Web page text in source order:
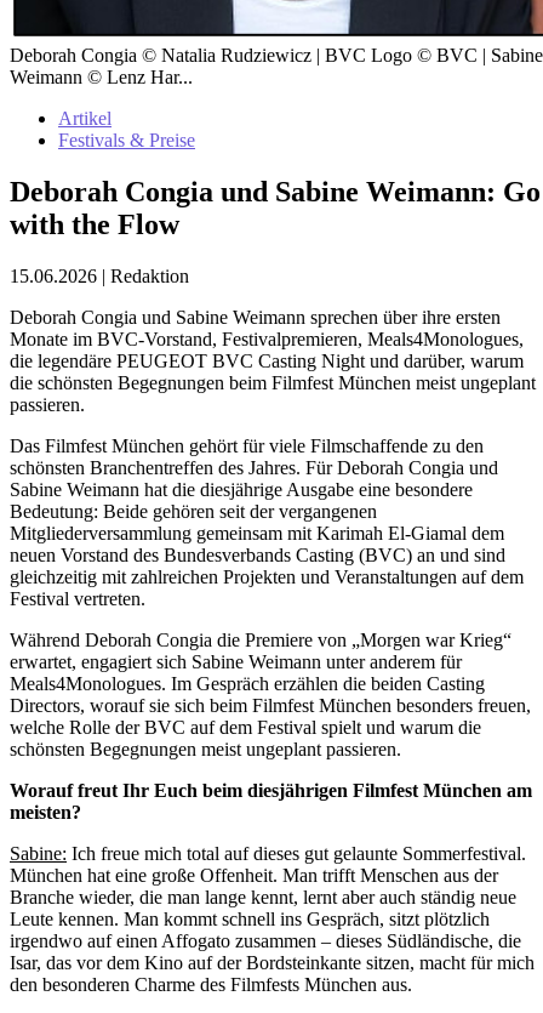
Deborah Congia © Natalia Rudziewicz | BVC Logo © BVC | Sabine
Weimann © Lenz Har...
Artikel
Festivals & Preise
Deborah Congia und Sabine Weimann: Go
with the Flow
15.06.2026 | Redaktion
Deborah Congia und Sabine Weimann sprechen über ihre ersten
Monate im BVC-Vorstand, Festivalpremieren, Meals4Monologues,
die legendäre PEUGEOT BVC Casting Night und darüber, warum
die schönsten Begegnungen beim Filmfest München meist ungeplant
passieren.
Das Filmfest München gehört für viele Filmschaffende zu den
schönsten Branchentreffen des Jahres. Für Deborah Congia und
Sabine Weimann hat die diesjährige Ausgabe eine besondere
Bedeutung: Beide gehören seit der vergangenen
Mitgliederversammlung gemeinsam mit Karimah El-Giamal dem
neuen Vorstand des Bundesverbands Casting (BVC) an und sind
gleichzeitig mit zahlreichen Projekten und Veranstaltungen auf dem
Festival vertreten.
Während Deborah Congia die Premiere von „Morgen war Krieg“
erwartet, engagiert sich Sabine Weimann unter anderem für
Meals4Monologues. Im Gespräch erzählen die beiden Casting
Directors, worauf sie sich beim Filmfest München besonders freuen,
welche Rolle der BVC auf dem Festival spielt und warum die
schönsten Begegnungen meist ungeplant passieren.
Worauf freut Ihr Euch beim diesjährigen Filmfest München am
meisten?
Sabine: Ich freue mich total auf dieses gut gelaunte Sommerfestival.
München hat eine große Offenheit. Man trifft Menschen aus der
Branche wieder, die man lange kennt, lernt aber auch ständig neue
Leute kennen. Man kommt schnell ins Gespräch, sitzt plötzlich
irgendwo auf einen Affogato zusammen – dieses Südländische, die
Isar, das vor dem Kino auf der Bordsteinkante sitzen, macht für mich
den besonderen Charme des Filmfests München aus.